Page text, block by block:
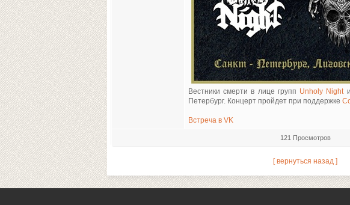
Вестники смерти в лице групп Unholy Night и
Петербург. Концерт пройдет при поддержке
Встреча в VK
121 Просмотров
[ вернуться назад ]